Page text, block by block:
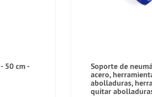
50 cm -
Soporte de
acero,
abolladuras,
quitar